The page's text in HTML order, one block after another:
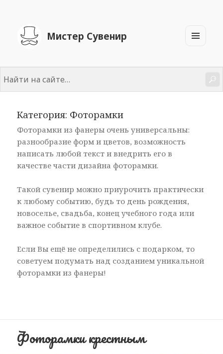
Мистер Сувенир
ВИДЖЕТЫ
Категория: Фоторамки
Фоторамки из фанеры очень универсальны:
разнообразие форм и цветов, возможность
написать любой текст и внедрить его в
качестве части дизайна фоторамки.
Такой сувенир можно приурочить практически
к любому событию, будь то день рождения,
новоселье, свадьба, конец учебного года или
важное событие в спортивном клубе.
Если Вы ещё не определились с подарком, то
советуем подумать над созданием уникальной
фоторамки из фанеры!
Фоторамки крестным